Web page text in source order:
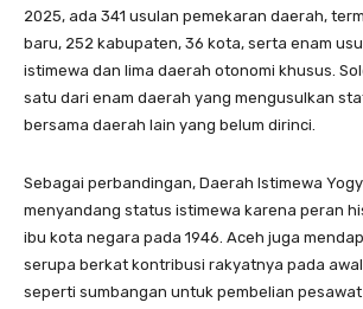
2025, ada 341 usulan pemekaran daerah,
baru, 252 kabupaten, 36 kota, serta enam
istimewa dan lima daerah otonomi khusus.
satu dari enam daerah yang mengusulkan
bersama daerah lain yang belum dirinci.
Sebagai perbandingan, Daerah Istimewa
menyandang status istimewa karena peran
ibu kota negara pada 1946. Aceh juga
serupa berkat kontribusi rakyatnya pada
seperti sumbangan untuk pembelian pesawat